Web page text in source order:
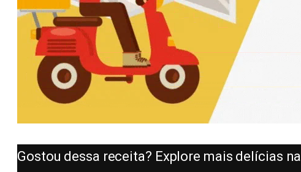
Gostou dessa receita? Explore mais delícias na